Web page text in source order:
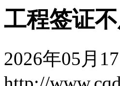
工程签证
2026年05月